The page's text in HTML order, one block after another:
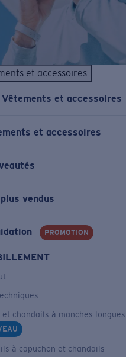
et accessoires
Vêtements et accessoires
et accessoires
vendus
PROMOTION
et chandails à manches longues
à capuchon et chandails